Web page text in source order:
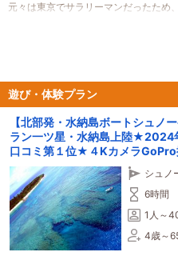
元々は東京でサラリーマンだったため
の毎日でしたが、明るいスタッフにも
私の理想とする形に近づいて来たと感
「海は沖縄の宝物、貴方の笑顔は私達
会社のモットーであるこの言葉通り、
笑顔をいただける事が
私達の目指す所でございます。自分自
か商品化は致しません。
これからも安全最優先を十分に配慮し
ますが
ご指摘があれば是非、いただければ嬉
今後とも沖縄アイランドクルーをどう
遊び・体験プラン
【北部発・水納島ボートシュノ
ラン一ツ星・水納島上陸★2024
口コミ第１位★４Kカメラ
シュノ
6時間
1人～
4歳～